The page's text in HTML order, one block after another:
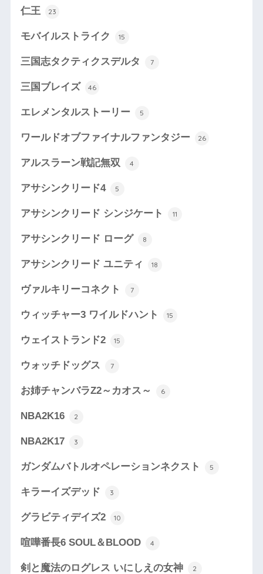
仁王 23
モバイルストライク 15
三国志タクティクスデルタ 7
三国ブレイズ 46
エレメンタルストーリー 5
ワールドオブファイナルファンタジー 26
アルスラーン戦記無双 4
アサシンクリード4 5
アサシンクリード シンジケート 11
アサシンクリード ローグ 8
アサシンクリード ユニティ 18
ヴァルキリーコネクト 7
ウィッチャー3 ワイルドハント 15
ウェイストランド2 15
ウォッチドッグス 7
お姉チャンバラZ2～カオス～ 6
NBA2K16 2
NBA2K17 3
ガンダムバトルオペレーションネクスト 5
キラーイズデッド 3
グラビティデイズ2 10
喧嘩番長6 SOUL＆BLOOD 4
剣と魔法のログレス いにしえの女神 2